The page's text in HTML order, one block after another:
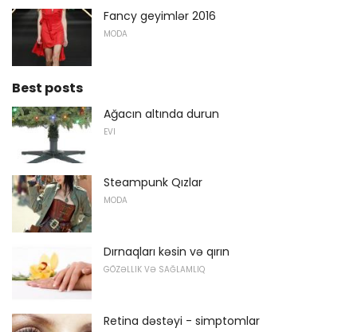
Fancy geyimlər 2016
MODA
Best posts
Ağacın altında durun
EVI
Steampunk Qızlar
MODA
Dırnaqları kəsin və qırın
GÖZƏLLIK VƏ SAĞLAMLIQ
Retina dəstəyi - simptomlar